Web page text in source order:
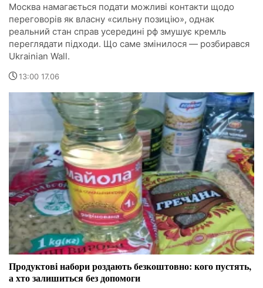
Москва намагається подати можливі контакти щодо
переговорів як власну «сильну позицію», однак
реальний стан справ усередині рф змушує кремль
переглядати підходи. Що саме змінилося — розбирався
Ukrainian Wall.
13:00 17.06
Продуктові набори роздають безкоштовно: кого пустять,
а хто залишиться без допомоги